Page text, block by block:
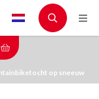
op sneeuw